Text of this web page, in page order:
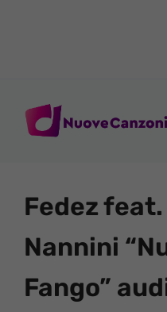
Fedez
Nannini
Fango”